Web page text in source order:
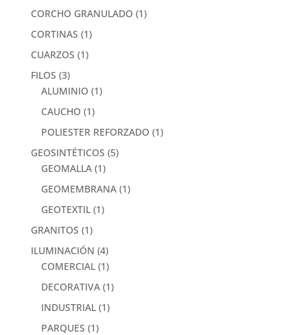
CORCHO GRANULADO (1)
CORTINAS (1)
CUARZOS (1)
FILOS (3)
ALUMINIO (1)
CAUCHO (1)
POLIESTER REFORZADO (1)
GEOSINTÉTICOS (5)
GEOMALLA (1)
GEOMEMBRANA (1)
GEOTEXTIL (1)
GRANITOS (1)
ILUMINACIÓN (4)
COMERCIAL (1)
DECORATIVA (1)
INDUSTRIAL (1)
PARQUES (1)